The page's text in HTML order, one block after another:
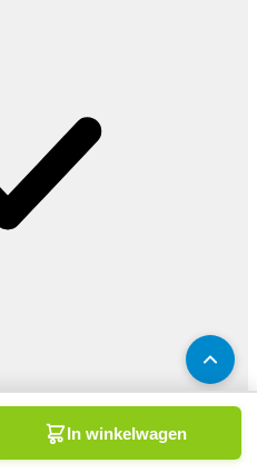
In winkelwagen